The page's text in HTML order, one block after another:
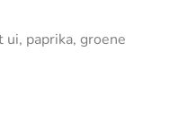
paprika, groene